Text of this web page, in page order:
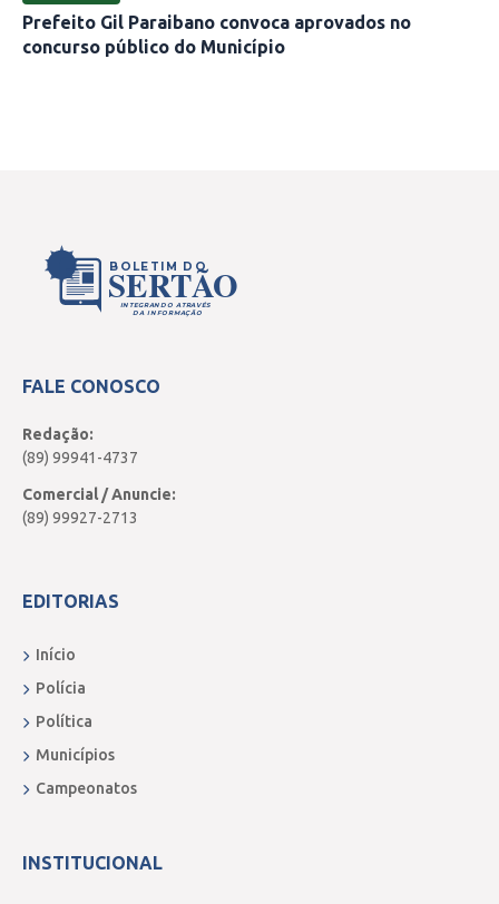
Prefeito Gil Paraibano convoca aprovados no
concurso público do Município
BOLETIM DO
SERTÃO
INTEGRANDO ATRAVÉS
DA INFORMAÇÃO
FALE CONOSCO
Redação:
(89) 99941-4737
Comercial / Anuncie:
(89) 99927-2713
EDITORIAS
Início
Polícia
Política
Municípios
Campeonatos
INSTITUCIONAL